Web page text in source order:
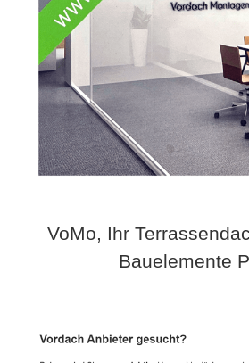
VoMo, Ihr
Bauelemente